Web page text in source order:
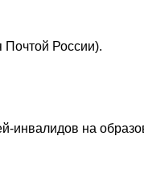
Почтой России).
на